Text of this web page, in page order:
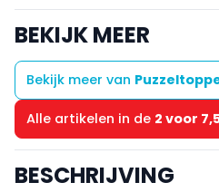
BEKIJK MEER
Bekijk meer van
Alle artikelen in de 2 voor
BESCHRIJVING